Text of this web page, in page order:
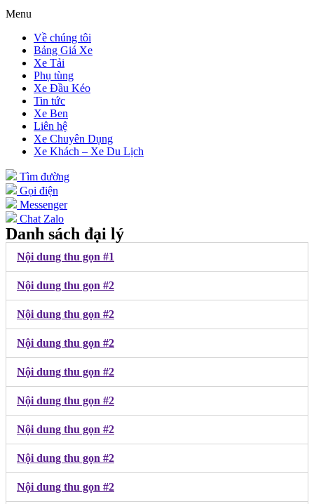
Menu
Về chúng tôi
Bảng Giá Xe
Xe Tải
Phụ tùng
Xe Đầu Kéo
Tin tức
Xe Ben
Liên hệ
Xe Chuyên Dụng
Xe Khách – Xe Du Lịch
Tìm đường
Gọi điện
Messenger
Chat Zalo
Danh sách đại lý
Nội dung thu gọn #1
Nội dung thu gọn #2
Nội dung thu gọn #2
Nội dung thu gọn #2
Nội dung thu gọn #2
Nội dung thu gọn #2
Nội dung thu gọn #2
Nội dung thu gọn #2
Nội dung thu gọn #2